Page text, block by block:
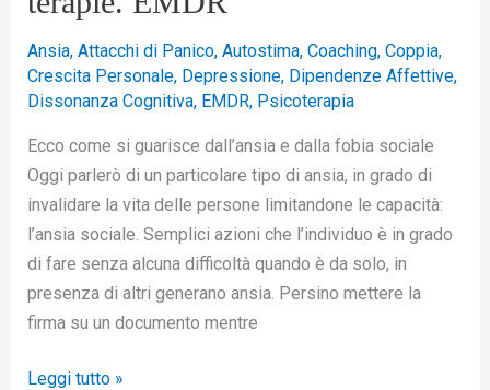
Ansia, Attacchi di Panico, Autostima, Coaching, Coppia,
Crescita Personale, Depressione, Dipendenze Affettive,
Dissonanza Cognitiva, EMDR, Psicoterapia
Ecco come si guarisce dall’ansia e dalla fobia sociale
Oggi parlerò di un particolare tipo di ansia, in grado di
invalidare la vita delle persone limitandone le capacità:
l’ansia sociale. Semplici azioni che l’individuo è in grado
di fare senza alcuna difficoltà quando è da solo, in
presenza di altri generano ansia. Persino mettere la
firma su un documento mentre
Leggi tutto »